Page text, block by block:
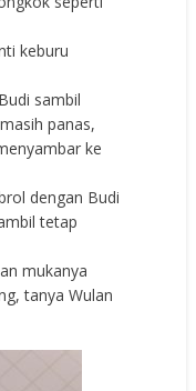
keburu
sambil
panas,
ke
dengan Budi
tetap
mukanya
tanya Wulan